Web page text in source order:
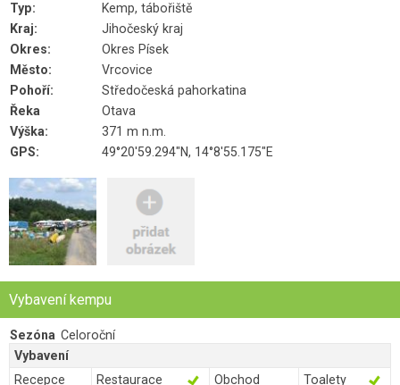
Typ:
Kemp, tábořiště
Kraj:
Jihočeský kraj
Okres:
Okres Písek
Město:
Vrcovice
Pohoří:
Středočeská pahorkatina
Řeka
Otava
Výška:
371 m n.m.
GPS:
49°20'59.294"N, 14°8'55.175"E
Vybavení kempu
Sezóna Celoroční
Vybavení
Recepce
Restaurace Obchod
Toalety